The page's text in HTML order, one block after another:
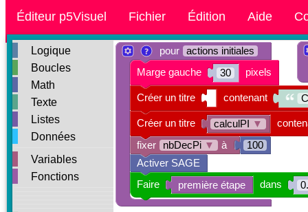
Éditeur p5Visuel Fichier Édition Aide
Logique
Boucles
Math
Texte
Listes
Données
Variables
Fonctions
30
calculPI ▼
100
première étape
Faire dans
Activer SAGE
fixer nbDecPi ▼ à
Créer un titre
Créer un titre contenant
Marge gauche pixels
pour actions initiales